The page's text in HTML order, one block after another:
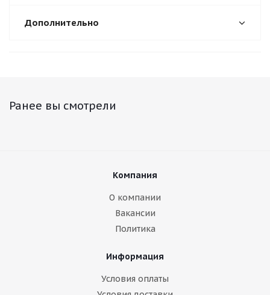
Дополнительно
Ранее вы смотрели
Компания
О компании
Вакансии
Политика
Информация
Условия оплаты